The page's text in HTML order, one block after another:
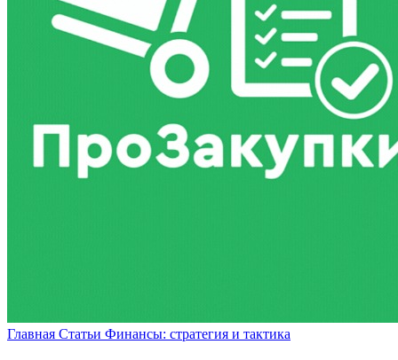
Главная Статьи Финансы: стратегия и тактика